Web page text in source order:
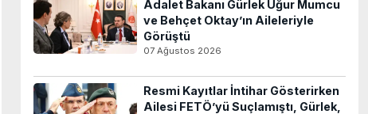
Adalet Bakanı Gürlek Uğur Mumcu
ve Behçet Oktay’ın Aileleriyle
Görüştü
07 Ağustos 2026
Resmi Kayıtlar İntihar Gösterirken
Ailesi FETÖ’yü Suçlamıştı, Gürlek,